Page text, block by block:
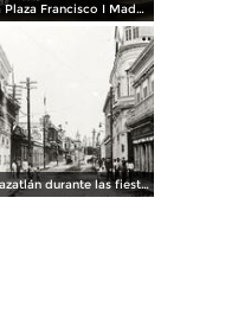
La Plaza Francisco I Madero.
Mazatlán durante las fiestas del Centenario de la Independencia (1910)